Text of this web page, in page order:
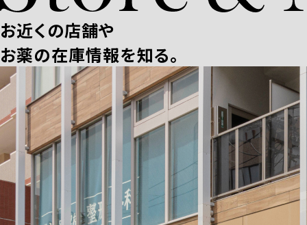
お近くの店舗や
お薬の在庫情報を知る。